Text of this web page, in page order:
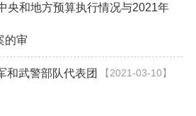
央和地方预算执行情况与2021年
的审
【2021-03-10】
和武警部队代表团